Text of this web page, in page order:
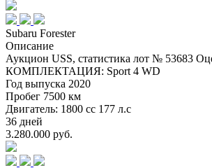
Subaru Forester
Описание
Аукцион USS, статистика лот № 53683
КОМПЛЕКТАЦИЯ: Sport 4 WD
Год выпуска 2020
Пробег 7500 км
Двигатель: 1800 cc 177 л.с
36 дней
3.280.000 руб.